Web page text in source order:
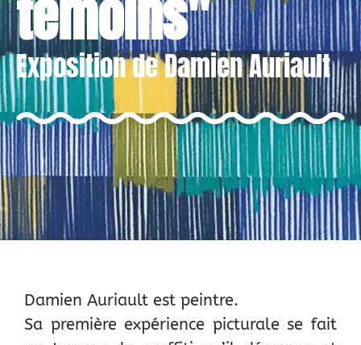
témoins"
Exposition de Damien Auriault
Damien Auriault est peintre.
Sa première expérience picturale se fait